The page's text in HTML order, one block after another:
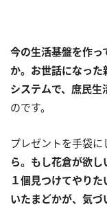
今の生活基盤を作
か。お世話になっ
システムで、庶民
のです。
プレゼントを手袋に
ら。もし花倉が欲
１個見つけてやり
いたまどかが、気